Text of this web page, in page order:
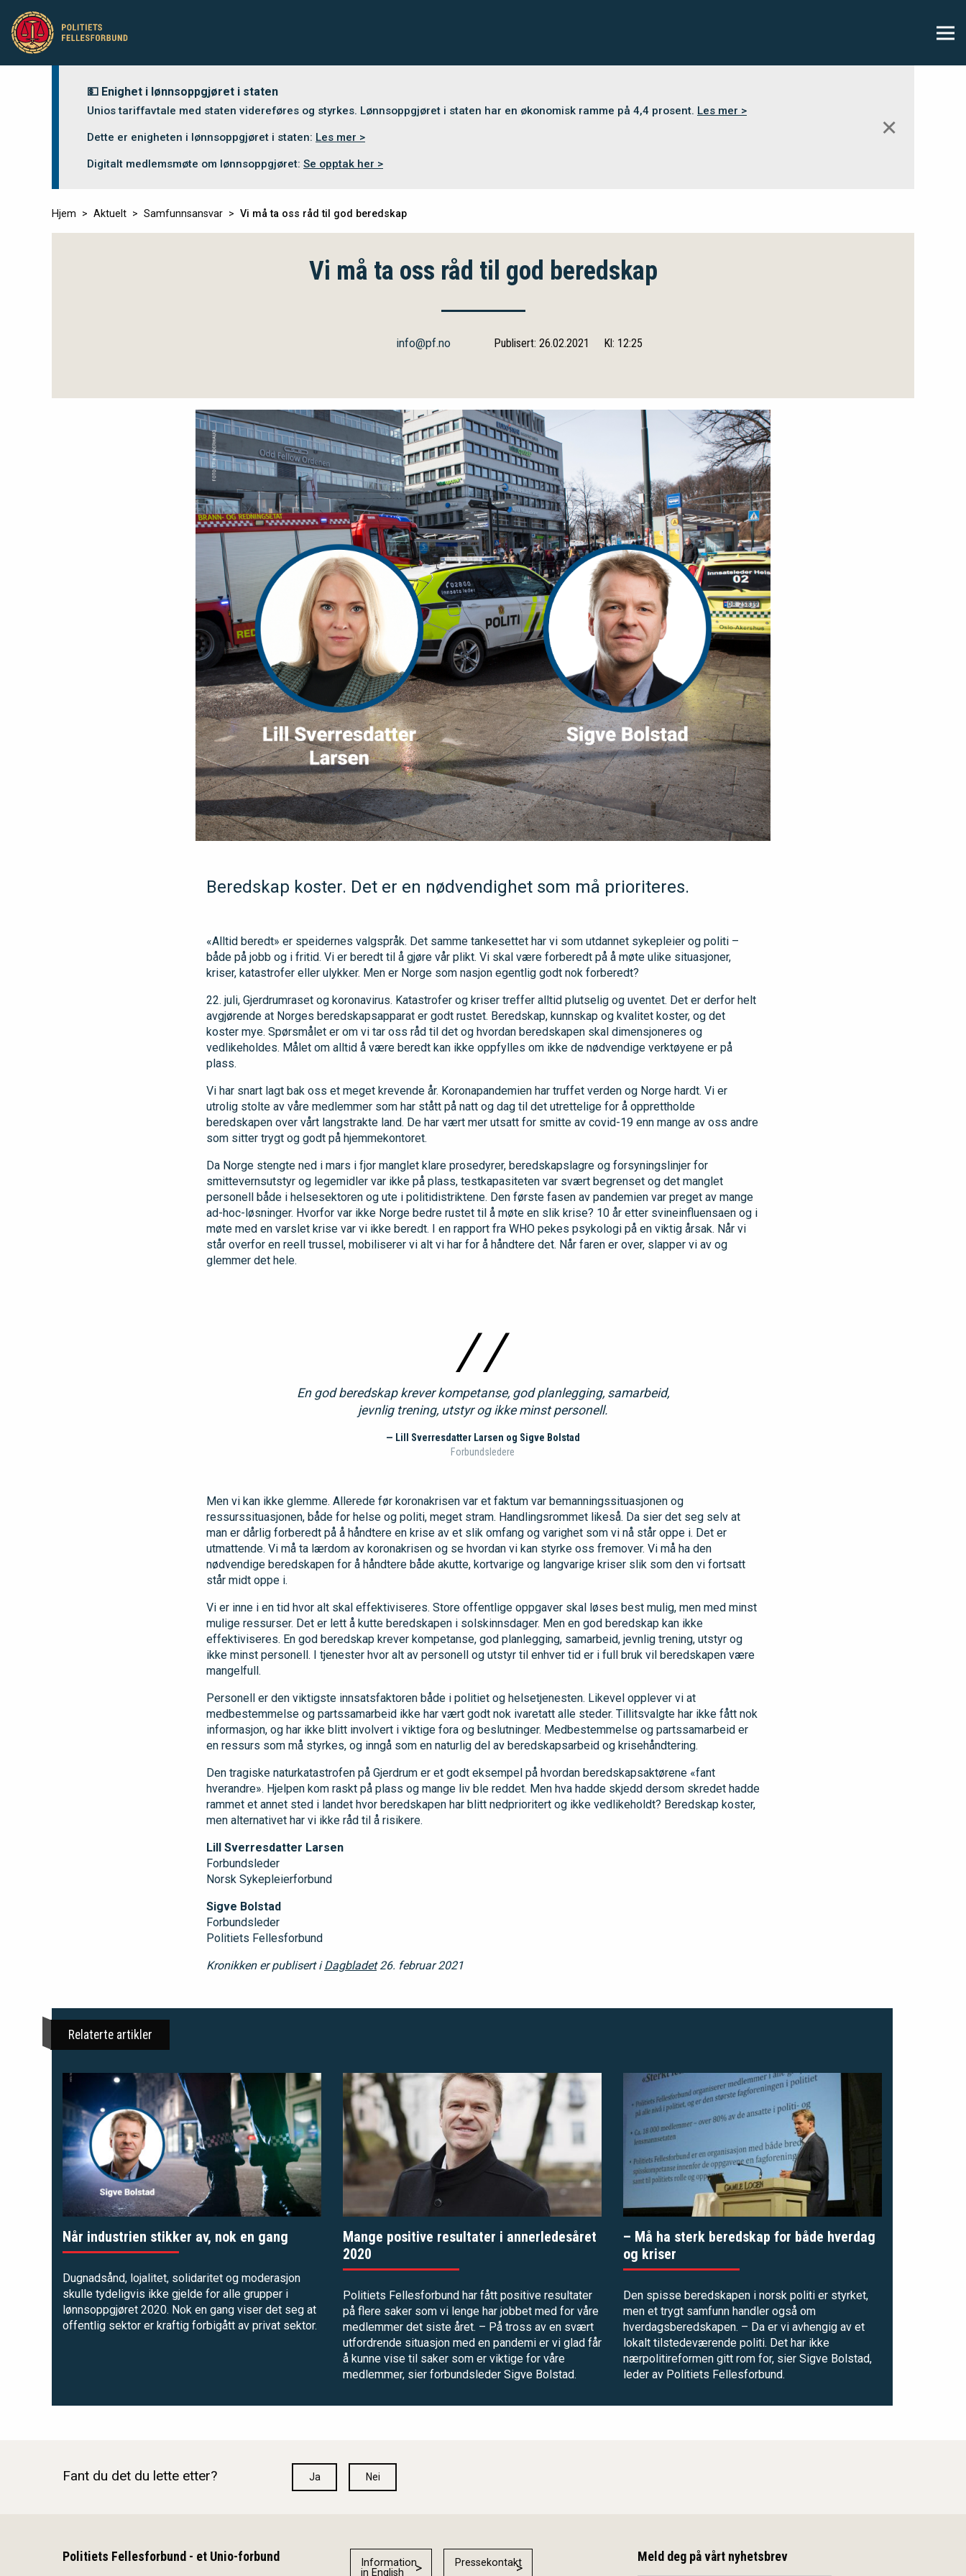
💵 Enighet i lønnsoppgjøret i staten
Unios tariffavtale med staten videreføres og styrkes. Lønnsoppgjøret i staten har en økonomisk ramme på 4,4 prosent. Les mer >
Dette er enigheten i lønnsoppgjøret i staten: Les mer >
Digitalt medlemsmøte om lønnsoppgjøret: Se opptak her >
✕
Hjem Aktuelt Samfunnsansvar Vi må ta oss råd til god beredskap
Vi må ta oss råd til god beredskap
info@pf.no Publisert: 26.02.2021 Kl: 12:25
Beredskap koster. Det er en nødvendighet som må prioriteres.
«Alltid beredt» er speidernes valgspråk. Det samme tankesettet har vi som utdannet sykepleier og politi –
både på jobb og i fritid. Vi er beredt til å gjøre vår plikt. Vi skal være forberedt på å møte ulike situasjoner,
kriser, katastrofer eller ulykker. Men er Norge som nasjon egentlig godt nok forberedt?
22. juli, Gjerdrumraset og koronavirus. Katastrofer og kriser treffer alltid plutselig og uventet. Det er derfor helt
avgjørende at Norges beredskapsapparat er godt rustet. Beredskap, kunnskap og kvalitet koster, og det
koster mye. Spørsmålet er om vi tar oss råd til det og hvordan beredskapen skal dimensjoneres og
vedlikeholdes. Målet om alltid å være beredt kan ikke oppfylles om ikke de nødvendige verktøyene er på
plass.
Vi har snart lagt bak oss et meget krevende år. Koronapandemien har truffet verden og Norge hardt. Vi er
utrolig stolte av våre medlemmer som har stått på natt og dag til det utrettelige for å opprettholde
beredskapen over vårt langstrakte land. De har vært mer utsatt for smitte av covid-19 enn mange av oss andre
som sitter trygt og godt på hjemmekontoret.
Da Norge stengte ned i mars i fjor manglet klare prosedyrer, beredskapslagre og forsyningslinjer for
smittevernsutstyr og legemidler var ikke på plass, testkapasiteten var svært begrenset og det manglet
personell både i helsesektoren og ute i politidistriktene. Den første fasen av pandemien var preget av mange
ad-hoc-løsninger. Hvorfor var ikke Norge bedre rustet til å møte en slik krise? 10 år etter svineinfluensaen og i
møte med en varslet krise var vi ikke beredt. I en rapport fra WHO pekes psykologi på en viktig årsak. Når vi
står overfor en reell trussel, mobiliserer vi alt vi har for å håndtere det. Når faren er over, slapper vi av og
glemmer det hele.
En god beredskap krever kompetanse, god planlegging, samarbeid,
jevnlig trening, utstyr og ikke minst personell.
— Lill Sverresdatter Larsen og Sigve Bolstad
Forbundsledere
Men vi kan ikke glemme. Allerede før koronakrisen var et faktum var bemanningssituasjonen og
ressurssituasjonen, både for helse og politi, meget stram. Handlingsrommet likeså. Da sier det seg selv at
man er dårlig forberedt på å håndtere en krise av et slik omfang og varighet som vi nå står oppe i. Det er
utmattende. Vi må ta lærdom av koronakrisen og se hvordan vi kan styrke oss fremover. Vi må ha den
nødvendige beredskapen for å håndtere både akutte, kortvarige og langvarige kriser slik som den vi fortsatt
står midt oppe i.
Vi er inne i en tid hvor alt skal effektiviseres. Store offentlige oppgaver skal løses best mulig, men med minst
mulige ressurser. Det er lett å kutte beredskapen i solskinnsdager. Men en god beredskap kan ikke
effektiviseres. En god beredskap krever kompetanse, god planlegging, samarbeid, jevnlig trening, utstyr og
ikke minst personell. I tjenester hvor alt av personell og utstyr til enhver tid er i full bruk vil beredskapen være
mangelfull.
Personell er den viktigste innsatsfaktoren både i politiet og helsetjenesten. Likevel opplever vi at
medbestemmelse og partssamarbeid ikke har vært godt nok ivaretatt alle steder. Tillitsvalgte har ikke fått nok
informasjon, og har ikke blitt involvert i viktige fora og beslutninger. Medbestemmelse og partssamarbeid er
en ressurs som må styrkes, og inngå som en naturlig del av beredskapsarbeid og krisehåndtering.
Den tragiske naturkatastrofen på Gjerdrum er et godt eksempel på hvordan beredskapsaktørene «fant
hverandre». Hjelpen kom raskt på plass og mange liv ble reddet. Men hva hadde skjedd dersom skredet hadde
rammet et annet sted i landet hvor beredskapen har blitt nedprioritert og ikke vedlikeholdt? Beredskap koster,
men alternativet har vi ikke råd til å risikere.
Lill Sverresdatter Larsen
Forbundsleder
Norsk Sykepleierforbund
Sigve Bolstad
Forbundsleder
Politiets Fellesforbund
Kronikken er publisert iDagbladet26. februar 2021
Relaterte artikler
Når industrien stikker av, nok en gang
Dugnadsånd, lojalitet, solidaritet og moderasjon
skulle tydeligvis ikke gjelde for alle grupper i
lønnsoppgjøret 2020. Nok en gang viser det seg at
offentlig sektor er kraftig forbigått av privat sektor.
Mange positive resultater i annerledesåret
2020
Politiets Fellesforbund har fått positive resultater
på flere saker som vi lenge har jobbet med for våre
medlemmer det siste året. – På tross av en svært
utfordrende situasjon med en pandemi er vi glad får
å kunne vise til saker som er viktige for våre
medlemmer, sier forbundsleder Sigve Bolstad.
– Må ha sterk beredskap for både hverdag
og kriser
Den spisse beredskapen i norsk politi er styrket,
men et trygt samfunn handler også om
hverdagsberedskapen. – Da er vi avhengig av et
lokalt tilstedeværende politi. Det har ikke
nærpolitireformen gitt rom for, sier Sigve Bolstad,
leder av Politiets Fellesforbund.
Fant du det du lette etter? Ja Nei
Politiets Fellesforbund - et Unio-forbund
Information
in English
Pressekontakt Meld deg på vårt nyhetsbrev